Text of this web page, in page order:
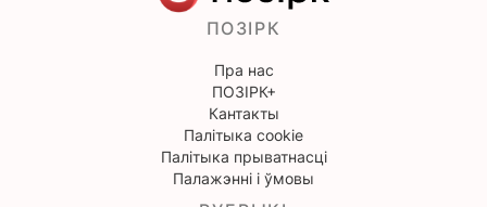
ПОЗІРК
Пра нас
ПОЗІРК+
Кантакты
Палітыка cookie
Палітыка прыватнасці
Палажэнні і ўмовы